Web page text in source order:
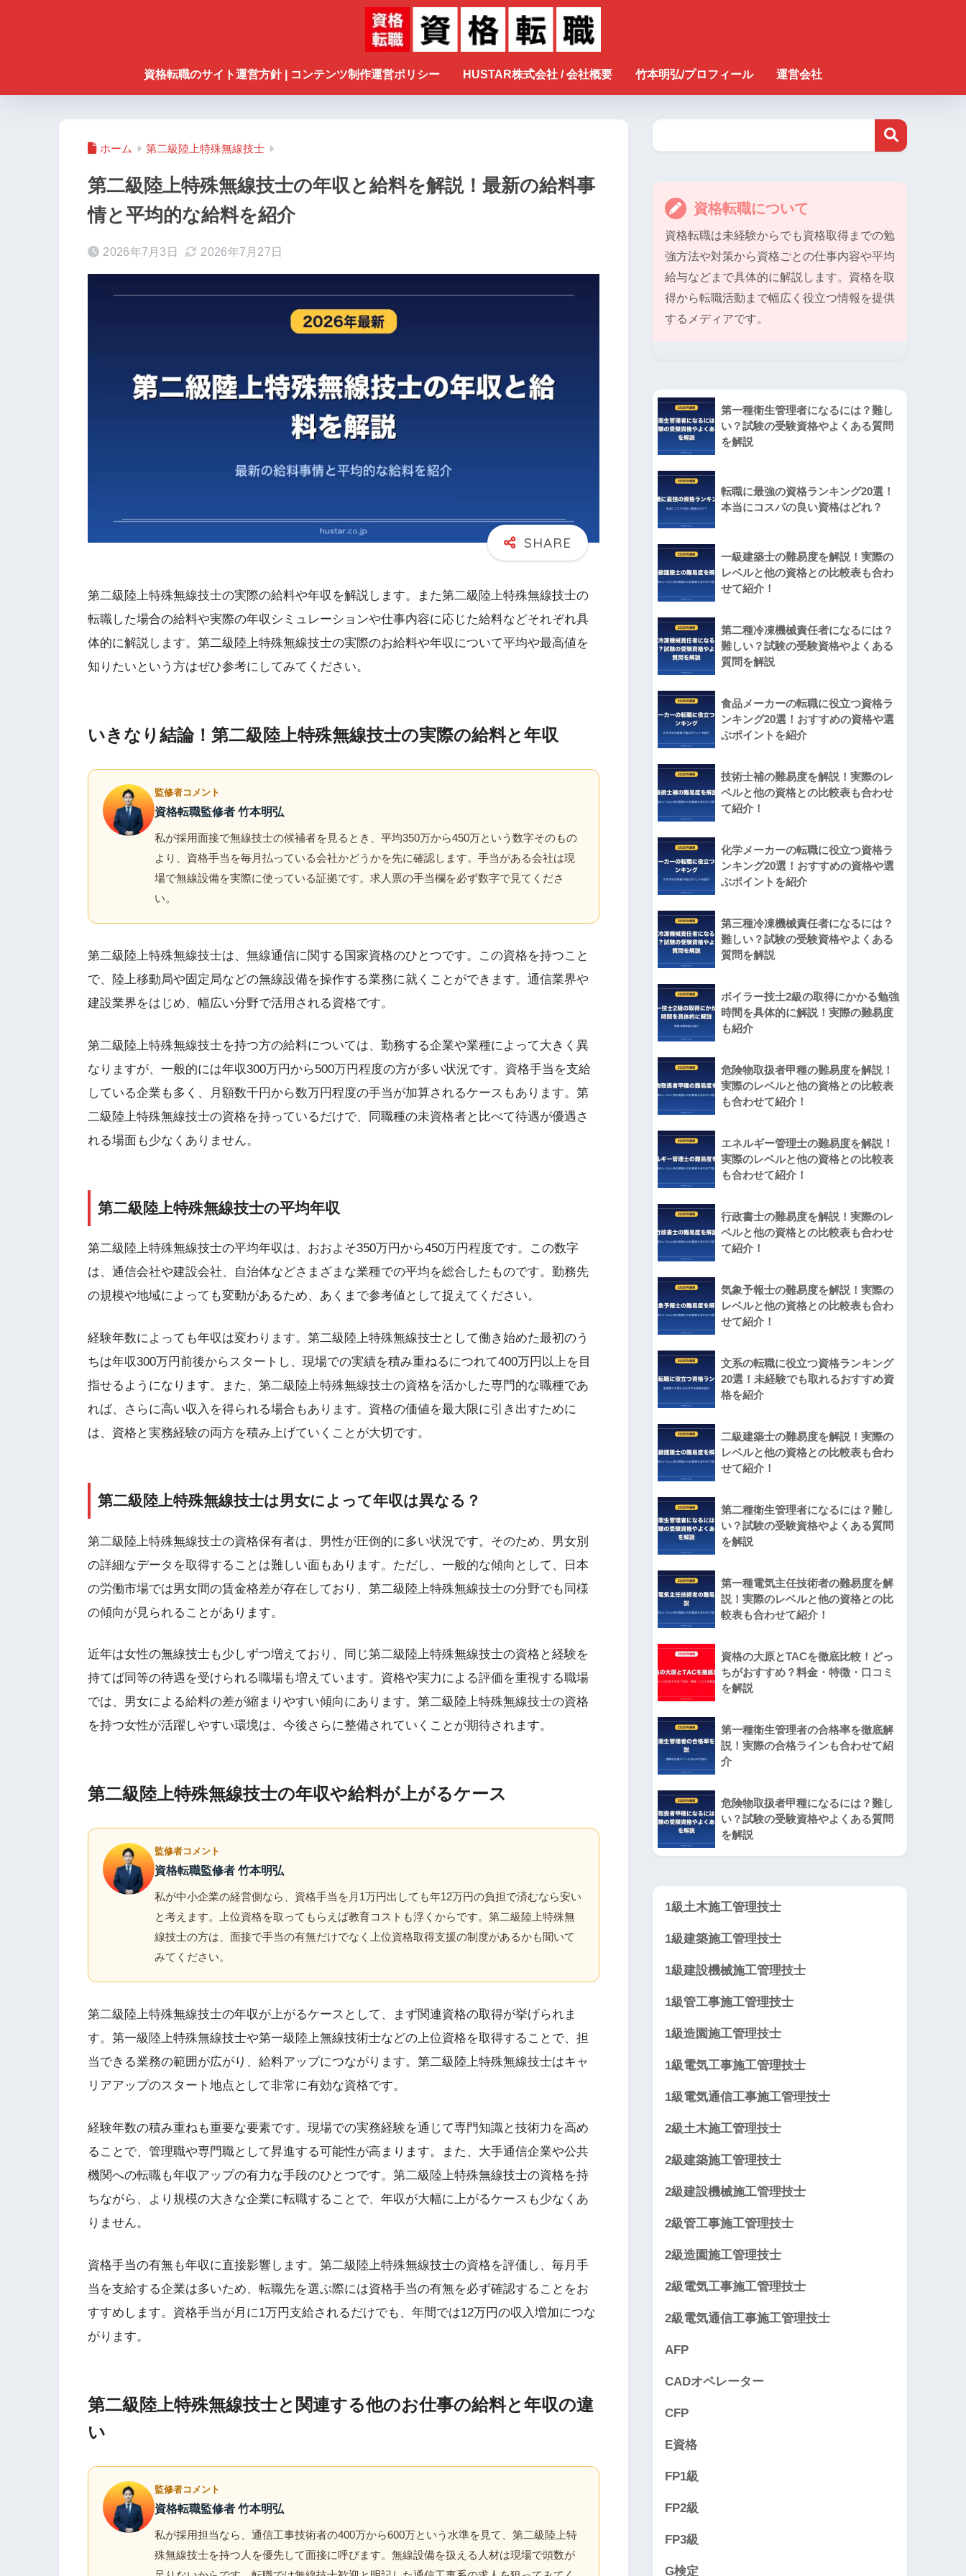
資格転職のサイト運営方針 | コンテンツ制作運営ポリシー HUSTAR株式会社 / 会社概要 竹本明弘/プロフィール 運営会社
ホーム 第二級陸上特殊無線技士
第二級陸上特殊無線技士の年収と給料を解説！最新の給料事
情と平均的な給料を紹介
2026年7月3日 2026年7月27日
第二級陸上特殊無線技士の実際の給料や年収を解説します。また第二級陸上特殊無線技士の
転職した場合の給料や実際の年収シミュレーションや仕事内容に応じた給料などそれぞれ具
体的に解説します。第二級陸上特殊無線技士の実際のお給料や年収について平均や最高値を
知りたいという方はぜひ参考にしてみてください。
いきなり結論！第二級陸上特殊無線技士の実際の給料と年収
監修者コメント
資格転職監修者 竹本明弘
私が採用面接で無線技士の候補者を見るとき、平均350万から450万という数字そのもの
より、資格手当を毎月払っている会社かどうかを先に確認します。手当がある会社は現
場で無線設備を実際に使っている証拠です。求人票の手当欄を必ず数字で見てくださ
い。
第二級陸上特殊無線技士は、無線通信に関する国家資格のひとつです。この資格を持つこと
で、陸上移動局や固定局などの無線設備を操作する業務に就くことができます。通信業界や
建設業界をはじめ、幅広い分野で活用される資格です。
第二級陸上特殊無線技士を持つ方の給料については、勤務する企業や業種によって大きく異
なりますが、一般的には年収300万円から500万円程度の方が多い状況です。資格手当を支給
している企業も多く、月額数千円から数万円程度の手当が加算されるケースもあります。第
二級陸上特殊無線技士の資格を持っているだけで、同職種の未資格者と比べて待遇が優遇さ
れる場面も少なくありません。
第二級陸上特殊無線技士の平均年収
第二級陸上特殊無線技士の平均年収は、おおよそ350万円から450万円程度です。この数字
は、通信会社や建設会社、自治体などさまざまな業種での平均を総合したものです。勤務先
の規模や地域によっても変動があるため、あくまで参考値として捉えてください。
経験年数によっても年収は変わります。第二級陸上特殊無線技士として働き始めた最初のう
ちは年収300万円前後からスタートし、現場での実績を積み重ねるにつれて400万円以上を目
指せるようになります。また、第二級陸上特殊無線技士の資格を活かした専門的な職種であ
れば、さらに高い収入を得られる場合もあります。資格の価値を最大限に引き出すために
は、資格と実務経験の両方を積み上げていくことが大切です。
第二級陸上特殊無線技士は男女によって年収は異なる？
第二級陸上特殊無線技士の資格保有者は、男性が圧倒的に多い状況です。そのため、男女別
の詳細なデータを取得することは難しい面もあります。ただし、一般的な傾向として、日本
の労働市場では男女間の賃金格差が存在しており、第二級陸上特殊無線技士の分野でも同様
の傾向が見られることがあります。
近年は女性の無線技士も少しずつ増えており、同じ第二級陸上特殊無線技士の資格と経験を
持てば同等の待遇を受けられる職場も増えています。資格や実力による評価を重視する職場
では、男女による給料の差が縮まりやすい傾向にあります。第二級陸上特殊無線技士の資格
を持つ女性が活躍しやすい環境は、今後さらに整備されていくことが期待されます。
第二級陸上特殊無線技士の年収や給料が上がるケース
監修者コメント
資格転職監修者 竹本明弘
私が中小企業の経営側なら、資格手当を月1万円出しても年12万円の負担で済むなら安い
と考えます。上位資格を取ってもらえば教育コストも浮くからです。第二級陸上特殊無
線技士の方は、面接で手当の有無だけでなく上位資格取得支援の制度があるかも聞いて
みてください。
第二級陸上特殊無線技士の年収が上がるケースとして、まず関連資格の取得が挙げられま
す。第一級陸上特殊無線技士や第一級陸上無線技術士などの上位資格を取得することで、担
当できる業務の範囲が広がり、給料アップにつながります。第二級陸上特殊無線技士はキャ
リアアップのスタート地点として非常に有効な資格です。
経験年数の積み重ねも重要な要素です。現場での実務経験を通じて専門知識と技術力を高め
ることで、管理職や専門職として昇進する可能性が高まります。また、大手通信企業や公共
機関への転職も年収アップの有力な手段のひとつです。第二級陸上特殊無線技士の資格を持
ちながら、より規模の大きな企業に転職することで、年収が大幅に上がるケースも少なくあ
りません。
資格手当の有無も年収に直接影響します。第二級陸上特殊無線技士の資格を評価し、毎月手
当を支給する企業は多いため、転職先を選ぶ際には資格手当の有無を必ず確認することをお
すすめします。資格手当が月に1万円支給されるだけでも、年間では12万円の収入増加につな
がります。
第二級陸上特殊無線技士と関連する他のお仕事の給料と年収の違
い
監修者コメント
資格転職監修者 竹本明弘
私が採用担当なら、通信工事技術者の400万から600万という水準を見て、第二級陸上特
殊無線技士を持つ人を優先して面接に呼びます。無線設備を扱える人材は現場で頭数が
資格転職について
資格転職は未経験からでも資格取得までの勉
強方法や対策から資格ごとの仕事内容や平均
給与などまで具体的に解説します。資格を取
得から転職活動まで幅広く役立つ情報を提供
するメディアです。
第一種衛生管理者になるには？難し
い？試験の受験資格やよくある質問
を解説
転職に最強の資格ランキング20選！
本当にコスパの良い資格はどれ？
一級建築士の難易度を解説！実際の
レベルと他の資格との比較表も合わ
せて紹介！
第二種冷凍機械責任者になるには？
難しい？試験の受験資格やよくある
質問を解説
食品メーカーの転職に役立つ資格ラ
ンキング20選！おすすめの資格や選
ぶポイントを紹介
技術士補の難易度を解説！実際のレ
ベルと他の資格との比較表も合わせ
て紹介！
化学メーカーの転職に役立つ資格ラ
ンキング20選！おすすめの資格や選
ぶポイントを紹介
第三種冷凍機械責任者になるには？
難しい？試験の受験資格やよくある
質問を解説
ボイラー技士2級の取得にかかる勉強
時間を具体的に解説！実際の難易度
も紹介
危険物取扱者甲種の難易度を解説！
実際のレベルと他の資格との比較表
も合わせて紹介！
エネルギー管理士の難易度を解説！
実際のレベルと他の資格との比較表
も合わせて紹介！
行政書士の難易度を解説！実際のレ
ベルと他の資格との比較表も合わせ
て紹介！
気象予報士の難易度を解説！実際の
レベルと他の資格との比較表も合わ
せて紹介！
文系の転職に役立つ資格ランキング
20選！未経験でも取れるおすすめ資
格を紹介
二級建築士の難易度を解説！実際の
レベルと他の資格との比較表も合わ
せて紹介！
第二種衛生管理者になるには？難し
い？試験の受験資格やよくある質問
を解説
第一種電気主任技術者の難易度を解
説！実際のレベルと他の資格との比
較表も合わせて紹介！
資格の大原とTACを徹底比較！どっ
ちがおすすめ？料金・特徴・口コミ
を解説
第一種衛生管理者の合格率を徹底解
説！実際の合格ラインも合わせて紹
介
危険物取扱者甲種になるには？難し
い？試験の受験資格やよくある質問
を解説
1級土木施工管理技士
1級建築施工管理技士
1級建設機械施工管理技士
1級管工事施工管理技士
1級造園施工管理技士
1級電気工事施工管理技士
1級電気通信工事施工管理技士
2級土木施工管理技士
2級建築施工管理技士
2級建設機械施工管理技士
2級管工事施工管理技士
2級造園施工管理技士
2級電気工事施工管理技士
2級電気通信工事施工管理技士
AFP
CADオペレーター
CFP
E資格
FP1級
FP2級
FP3級
G検定